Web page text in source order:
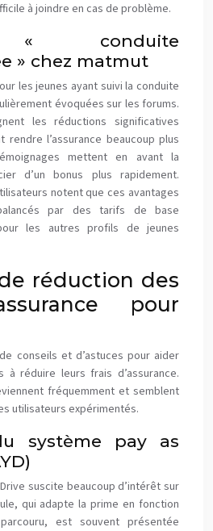
à joindre en cas de problème.
« conduite
» chez matmut
les jeunes ayant suivi la conduite
évoquées sur les forums.
les réductions significatives
rendre l’assurance beaucoup plus
mettent en avant la
d’un bonus plus rapidement.
notent que ces avantages
par des tarifs de base
les autres profils de jeunes
réduction des
pour
conseils et d’astuces pour aider
à réduire leurs frais d’assurance.
fréquemment et semblent
utilisateurs expérimentés.
système pay as
suscite beaucoup d’intérêt sur
qui adapte la prime en fonction
est souvent présentée